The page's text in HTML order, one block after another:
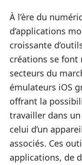
À l’ère du
d’applications
croissante
créations se font
secteurs du
émulateurs iOS
offrant la
travailler dans
celui d’un
associés. Ces
applications, de